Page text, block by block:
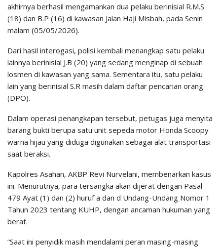
akhirnya berhasil mengamankan dua pelaku berinisial R.M.S
(18) dan B.P (16) di kawasan Jalan Haji Misbah, pada Senin
malam (05/05/2026).
Dari hasil interogasi, polisi kembali menangkap satu pelaku
lainnya berinisial J.B (20) yang sedang menginap di sebuah
losmen di kawasan yang sama. Sementara itu, satu pelaku
lain yang berinisial S.R masih dalam daftar pencarian orang
(DPO).
Dalam operasi penangkapan tersebut, petugas juga menyita
barang bukti berupa satu unit sepeda motor Honda Scoopy
warna hijau yang diduga digunakan sebagai alat transportasi
saat beraksi.
Kapolres Asahan, AKBP Revi Nurvelani, membenarkan kasus
ini. Menurutnya, para tersangka akan dijerat dengan Pasal
479 Ayat (1) dan (2) huruf a dan d Undang-Undang Nomor 1
Tahun 2023 tentang KUHP, dengan ancaman hukuman yang
berat.
“Saat ini penyidik masih mendalami peran masing-masing